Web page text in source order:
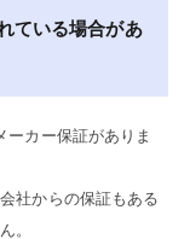
ている場合があ
ーカー保証がありま
社からの保証もある
。